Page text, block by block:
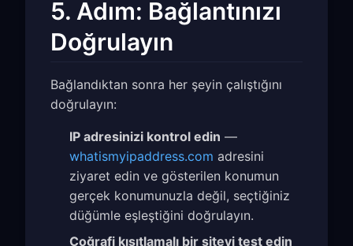
5. Adım: Bağlantınızı
Doğrulayın
Bağlandıktan sonra her şeyin çalıştığını
doğrulayın:
IP adresinizi kontrol edin —
whatismyipaddress.com adresini
ziyaret edin ve gösterilen konumun
gerçek konumunuzla değil, seçtiğiniz
düğümle eşleştiğini doğrulayın.
Coğrafi kısıtlamalı bir siteyi test edin